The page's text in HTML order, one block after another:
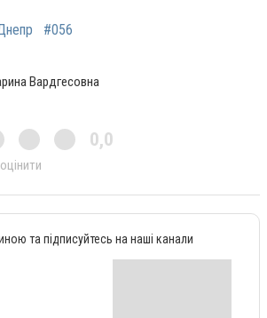
#056
Вардгесовна
0,0
та підписуйтесь на наші канали